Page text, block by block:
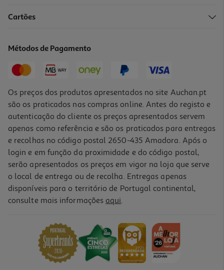
20,99 € PVP de editor
-10%
Livro O Princípio De Peter
PVP de editor
14,85 €
Cartões
Métodos de Pagamento
Os preços dos produtos apresentados no site Auchan.pt
são os praticados nas compras online. Antes do registo e
autenticação do cliente os preços apresentados servem
apenas como referência e são os praticados para entregas
e recolhas no código postal 2650-435 Amadora. Após o
login e em função da proximidade e do código postal,
serão apresentados os preços em vigor na loja que serve
o local de entrega ou de recolha. Entregas apenas
disponíveis para o território de Portugal continental,
consulte mais informações aqui.